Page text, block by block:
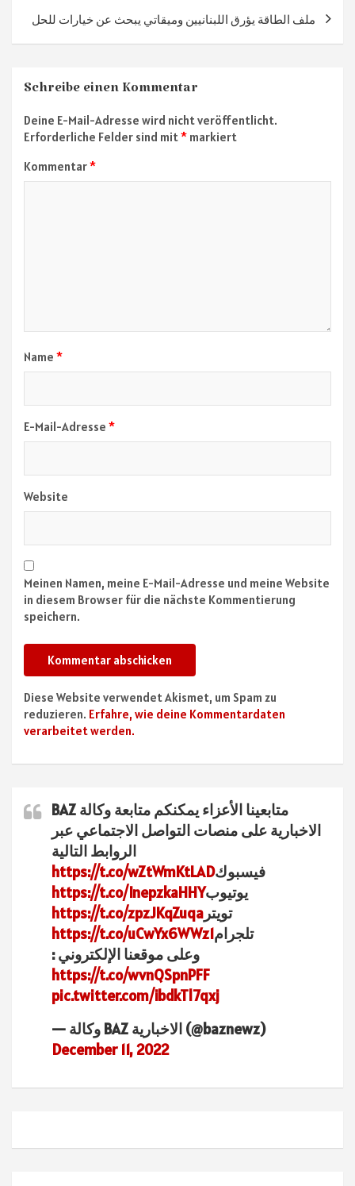
ملف الطاقة يؤرق اللبنانيين وميقاتي يبحث عن خيارات للحل
Schreibe einen Kommentar
Deine E-Mail-Adresse wird nicht veröffentlicht.
Erforderliche Felder sind mit* markiert
Kommentar*
Name *
E-Mail-Adresse *
Website
Meinen Namen, meine E-Mail-Adresse und meine Website
in diesem Browser für die nächste Kommentierung
speichern.
Diese Website verwendet Akismet, um Spam zu
reduzieren. Erfahre, wie deine Kommentardaten
verarbeitet werden.
متابعينا الأعزاء يمكنكم متابعة وكالة BAZ
الاخبارية على منصات التواصل الاجتماعي عبر
الروابط التالية
فيسبوكhttps://t.co/wZtWmKtLAD
يوتيوبhttps://t.co/InepzkaHHY
تويتر https://t.co/zpzJKqZuqa
تلجرامhttps://t.co/uCwYx6WWz1
وعلى موقعنا الإلكتروني :
https://t.co/wvnQSpnPFF
pic.twitter.com/ibdkTl7qxj
— وكالة BAZ الاخبارية (@baznewz)
December 11, 2022